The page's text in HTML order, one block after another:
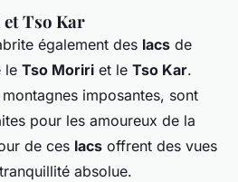
Tso Kar
également des lacs de
le Tso Moriri et le Tso Kar.
imposantes, sont
pour les amoureux de la
de ces lacs offrent des vues
absolue.